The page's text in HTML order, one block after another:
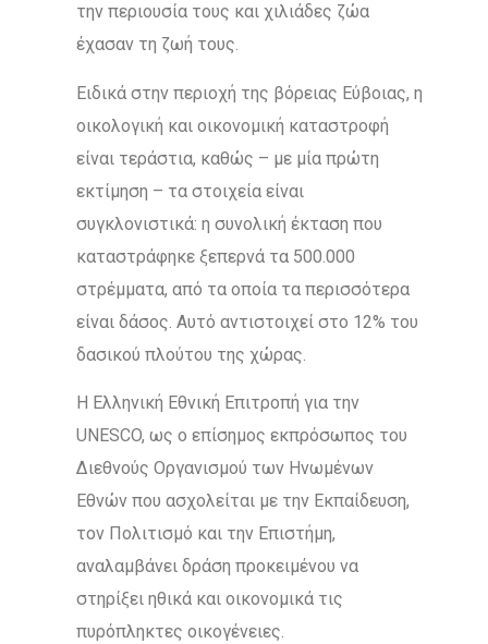
την περιουσία τους και χιλιάδες ζώα
έχασαν τη ζωή τους.
Ειδικά στην περιοχή της βόρειας Εύβοιας, η
οικολογική και οικονομική καταστροφή
είναι τεράστια, καθώς – με μία πρώτη
εκτίμηση – τα στοιχεία είναι
συγκλονιστικά: η συνολική έκταση που
καταστράφηκε ξεπερνά τα 500.000
στρέμματα, από τα οποία τα περισσότερα
είναι δάσος. Αυτό αντιστοιχεί στο 12% του
δασικού πλούτου της χώρας.
Η Ελληνική Εθνική Επιτροπή για την
UNESCO, ως ο επίσημος εκπρόσωπος του
Διεθνούς Οργανισμού των Ηνωμένων
Εθνών που ασχολείται με την Εκπαίδευση,
τον Πολιτισμό και την Επιστήμη,
αναλαμβάνει δράση προκειμένου να
στηρίξει ηθικά και οικονομικά τις
πυρόπληκτες οικογένειες.